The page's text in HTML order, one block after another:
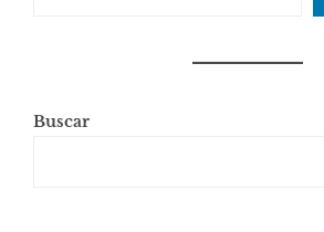
Buscar